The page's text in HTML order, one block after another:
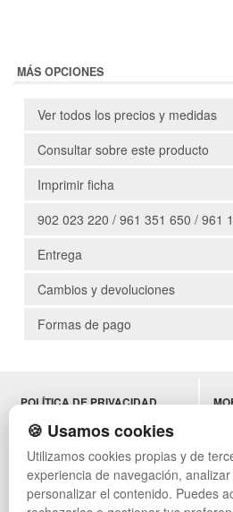
MÁS OPCIONES
Ver todos los precios y medidas
Consultar sobre este producto
Imprimir ficha
902 023 220 / 961 351 650 / 961
Entrega
Cambios y devoluciones
Formas de pago
POLÍTICA DE PRIVACIDAD
CONDICIONES DE USO
CAMBIOS Y DEVOLUCIONES
CONTACTO
QUIENES SOMOS
MAPA WEB
🍪 Usamos cookies
Utilizamos cookies propias y de
experiencia de navegación,
personalizar el contenido. Puedes